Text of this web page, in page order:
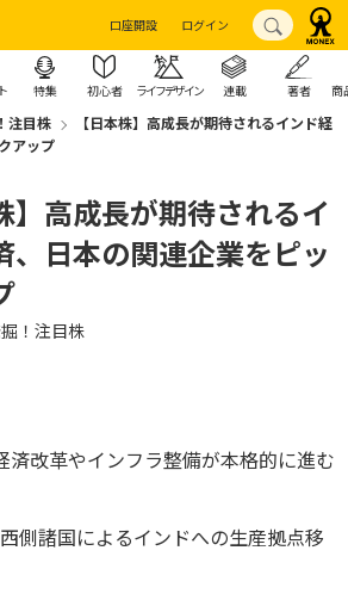
口座開設 ログイン
特集 初心者 ライフデザイン 連載 著者 商
注目株
【日本株】高成長が期待されるインド経
アップ
】高成長が期待されるイ
、日本の関連企業をピッ
！注目株
済改革やインフラ整備が本格的に進む
側諸国によるインドへの生産拠点移